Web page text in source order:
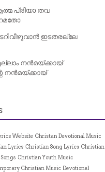
പ്രിയാ തവ
ഇടതരല്ലേ
നൻമയ്ക്കായ്
നൻമയ്ക്കായ്
Website Christan Devotional Music
Lyrics Christian Song Lyrics Christian
Christian Youth Music
Christian Music Devotional